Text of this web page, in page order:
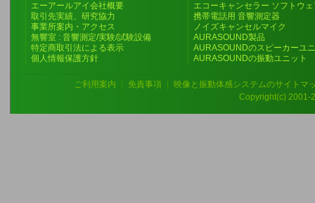
エーアールアイ会社概要
取引先実績、研究協力
事業所案内・アクセス
無響室 : 音響測定/実験/試験設備
特定商取引法による表示
個人情報保護方針
エコーキャンセラー ソフトウ
携帯電話用 音響測定器
ノイズキャンセルマイク
AURASOUND製品
AURASOUNDのスピーカーユ
AURASOUNDの振動ユニット
ご利用案内 免責事項
映像と振動体感システムのサイトマ
Copyright(c) 2001-